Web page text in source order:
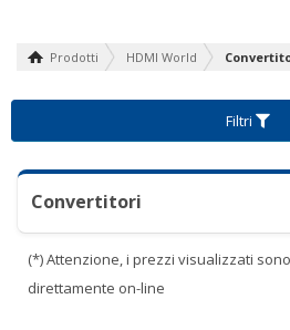
Prodotti HDMI World
Filtri
Convertitori
(*) Attenzione, i prezzi visualizzati
direttamente on-line